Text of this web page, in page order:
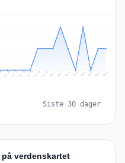
Jul 26 Jul 27 Jul 28 Jul 29 Jul 30 Jul 31 Aug 1 Aug 2 Aug 3 Aug 4 Aug 5 Aug 6 Aug 7 Aug 8
Siste 30 dager
verdenskartet